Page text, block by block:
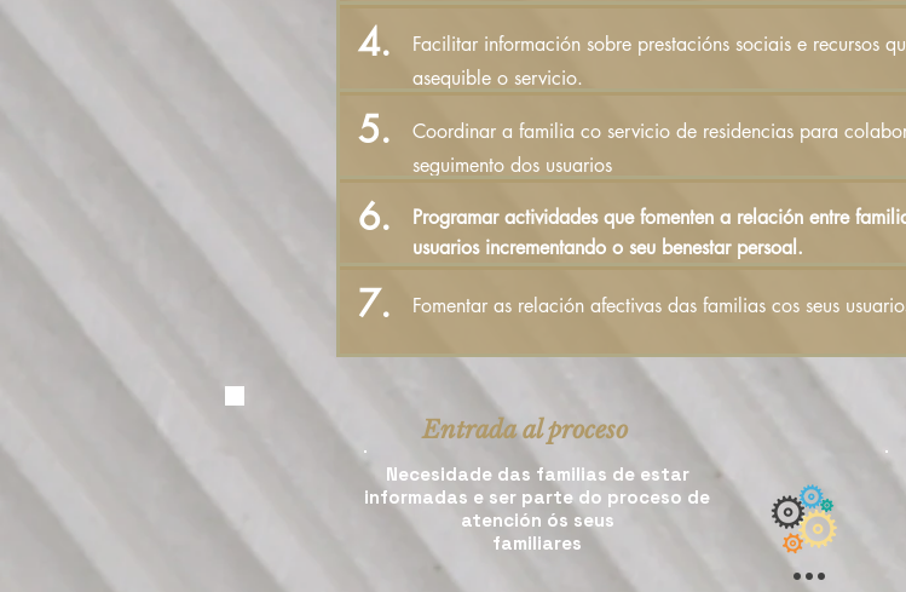
Entrada al proceso
Necesidade das familias de estar
informadas e ser parte do proceso de
atención ós seus
familiares
...
4.
Facilitar información sobre prestacións sociais e recursos
asequible o servicio.
5.
Coordinar a familia co servicio de residencias para
seguimento dos usuarios
6.
Programar actividades que fomenten a relación entre
usuarios incrementando o seu benestar persoal.
7. Fomentar as relación afectivas das familias cos seus